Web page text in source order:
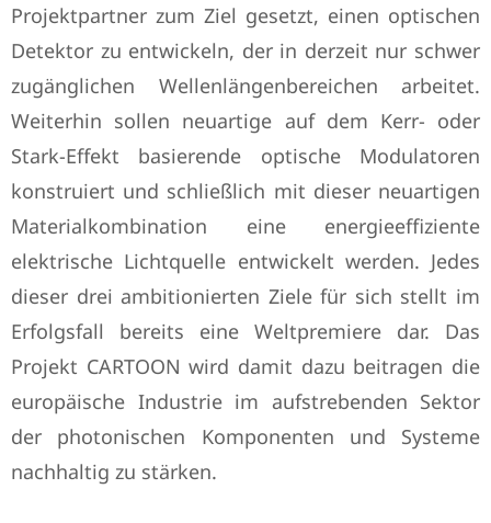
Projektpartner zum Ziel gesetzt, einen optischen
Detektor zu entwickeln, der in derzeit nur schwer
zugänglichen Wellenlängenbereichen arbeitet.
Weiterhin sollen neuartige auf dem Kerr- oder
Stark-Effekt basierende optische Modulatoren
konstruiert und schließlich mit dieser neuartigen
Materialkombination eine energieeffiziente
elektrische Lichtquelle entwickelt werden. Jedes
dieser drei ambitionierten Ziele für sich stellt im
Erfolgsfall bereits eine Weltpremiere dar. Das
Projekt CARTOON wird damit dazu beitragen die
europäische Industrie im aufstrebenden Sektor
der photonischen Komponenten und Systeme
nachhaltig zu stärken.